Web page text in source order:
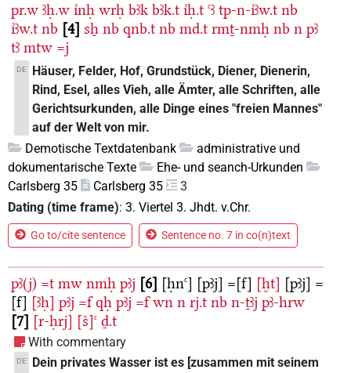
pr.w ꜣḥ.w ı͗nḥ wrḥ bꜣk bꜣk.t ı͗ḥ.t ꜥꜣ tp-n-ı͗ꜣw.t nb
ı͗ꜣw.t nb 4 sẖ nb qnb.t nb md.t rmṯ-nmḥ nb n pꜣ
tꜣ mtw =j
DE
Häuser, Felder, Hof, Grundstück, Diener, Dienerin,
Rind, Esel, alles Vieh, alle Ämter, alle Schriften, alle
Gerichtsurkunden, alle Dinge eines "freien Mannes"
auf der Welt von mir.
Demotische Textdatenbank
administrative und
dokumentarische Texte
Ehe- und seanch-Urkunden
Carlsberg 35
Carlsberg 35
3
Dating (time frame): 3. Viertel 3. Jhdt. v.Chr.
Go to/cite sentence Sentence no. 7 in co(n)text
pꜣ(j) =t mw nmḥ pꜣj 6 [ḥnꜥ] [pꜣj] =[f] [ḫt] [pꜣj] =
[f] [ꜣḥ] pꜣj =f qḥ pꜣj =f wn n rj.t nb n-ṯꜣj pꜣ-hrw
7
[r-ḥrj] [š]ꜥ ḏ.t
With commentary
DE
Dein privates Wasser ist es [zusammen mit seinem